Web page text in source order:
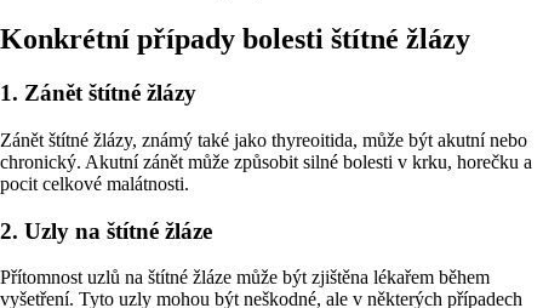
Konkrétní případy bolesti štítné žlázy
1. Zánět štítné žlázy
Zánět štítné žlázy, známý také jako thyreoitida, může být akutní nebo
chronický. Akutní zánět může způsobit silné bolesti v krku, horečku a
pocit celkové malátnosti.
2. Uzly na štítné žláze
Přítomnost uzlů na štítné žláze může být zjištěna lékařem během
vyšetření. Tyto uzly mohou být neškodné, ale v některých případech